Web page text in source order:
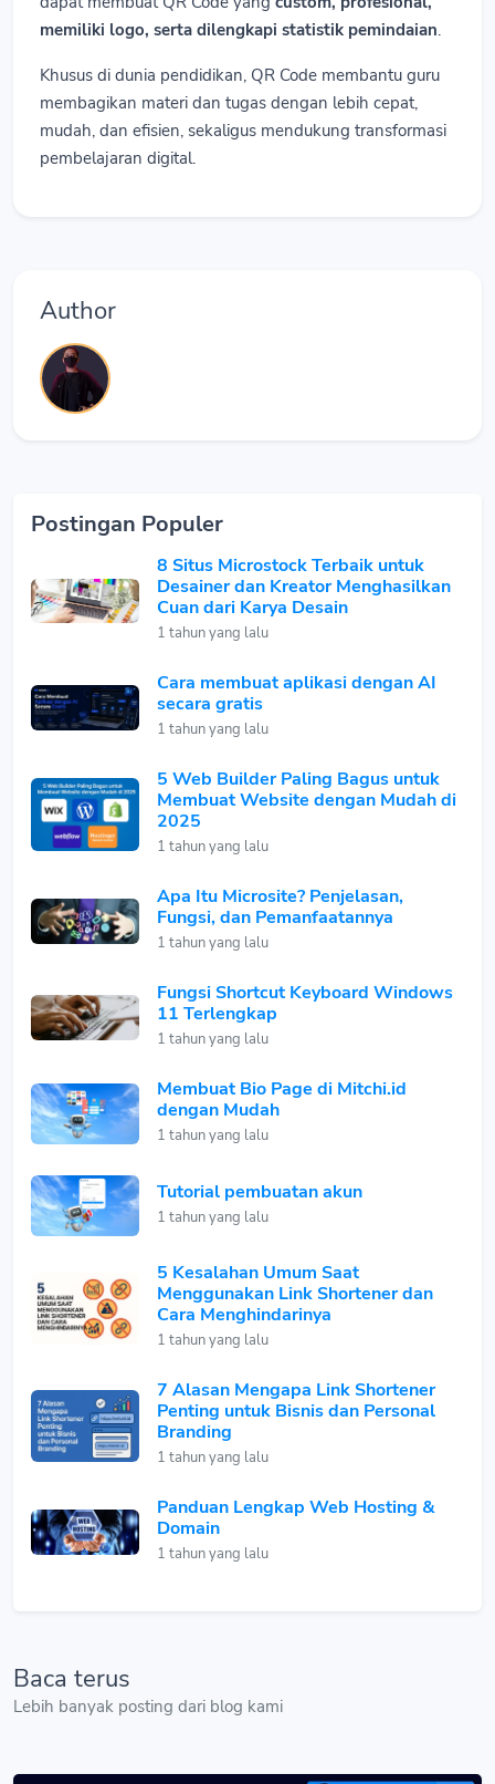
memiliki logo, serta dilengkapi statistik pemindaian.
Khusus di dunia pendidikan, QR Code membantu guru
membagikan materi dan tugas dengan lebih cepat,
mudah, dan efisien, sekaligus mendukung transformasi
pembelajaran digital.
Author
Postingan Populer
8 Situs Microstock Terbaik untuk
Desainer dan Kreator Menghasilkan
Cuan dari Karya Desain
1 tahun yang lalu
Cara membuat aplikasi dengan AI
secara gratis
1 tahun yang lalu
5 Web Builder Paling Bagus untuk
Membuat Website dengan Mudah di
2025
1 tahun yang lalu
Apa Itu Microsite? Penjelasan,
Fungsi, dan Pemanfaatannya
1 tahun yang lalu
Fungsi Shortcut Keyboard Windows
11 Terlengkap
1 tahun yang lalu
Membuat Bio Page di Mitchi.id
dengan Mudah
1 tahun yang lalu
Tutorial pembuatan akun
1 tahun yang lalu
5 Kesalahan Umum Saat
Menggunakan Link Shortener dan
Cara Menghindarinya
1 tahun yang lalu
7 Alasan Mengapa Link Shortener
Penting untuk Bisnis dan Personal
Branding
1 tahun yang lalu
Panduan Lengkap Web Hosting &
Domain
1 tahun yang lalu
Baca terus
Lebih banyak posting dari blog kami